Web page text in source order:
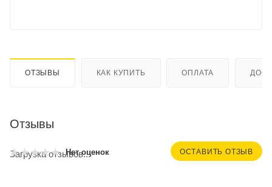
ОТЗЫВЫ КАК КУПИТЬ ОПЛАТА
Отзывы
Нет оценок ОСТАВИТЬ ОТЗЫВ
Загрузка отзывов...